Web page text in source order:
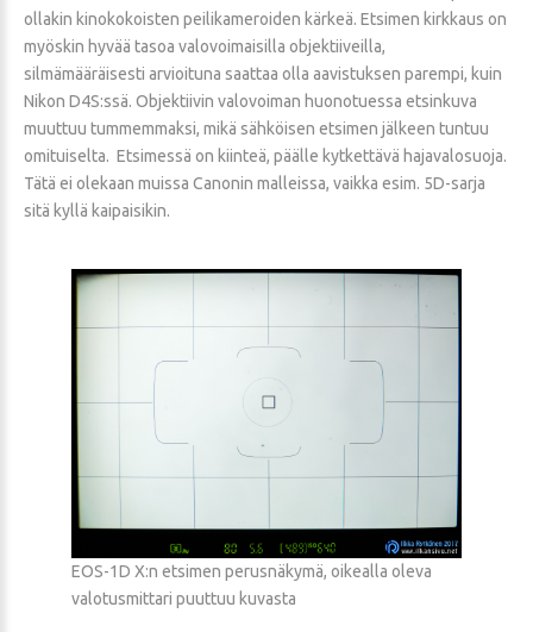
ollakin kinokokoisten peilikameroiden kärkeä. Etsimen kirkkaus on
myöskin hyvää tasoa valovoimaisilla objektiiveilla,
silmämääräisesti arvioituna saattaa olla aavistuksen parempi, kuin
Nikon D4S:ssä. Objektiivin valovoiman huonotuessa etsinkuva
muuttuu tummemmaksi, mikä sähköisen etsimen jälkeen tuntuu
omituiselta. Etsimessä on kiinteä, päälle kytkettävä hajavalosuoja.
Tätä ei olekaan muissa Canonin malleissa, vaikka esim. 5D-sarja
sitä kyllä kaipaisikin.
EOS-1D X:n etsimen perusnäkymä, oikealla oleva
valotusmittari puuttuu kuvasta